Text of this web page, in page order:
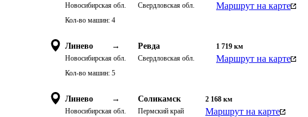
Новосибирская обл. Свердловская обл. Маршрут на карте
Кол-во машин: 4
Линево →
Новосибирская обл.
Ревда
Свердловская обл.
1 719 км
Маршрут на карте
Кол-во машин: 5
Линево →
Новосибирская обл.
Соликамск
Пермский край
2 168 км
Маршрут на карте